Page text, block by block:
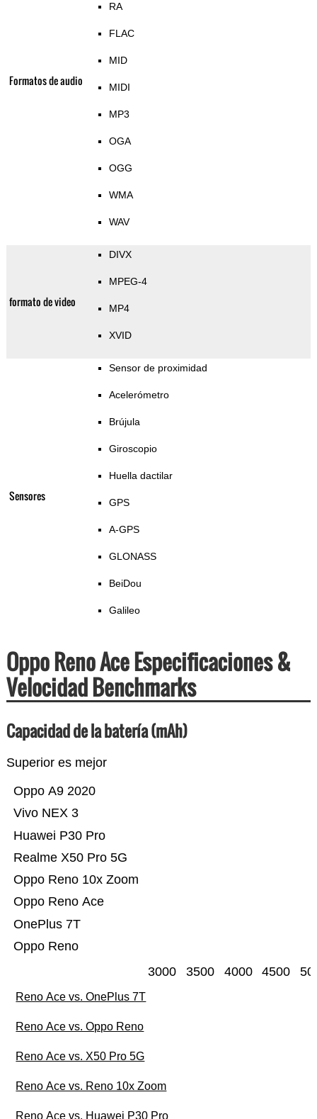
Formatos de audio
RA
FLAC
MID
MIDI
MP3
OGA
OGG
WMA
WAV
formato de video
DIVX
MPEG-4
MP4
XVID
Sensores
Sensor de proximidad
Acelerómetro
Brújula
Giroscopio
Huella dactilar
GPS
A-GPS
GLONASS
BeiDou
Galileo
Oppo Reno Ace Especificaciones &
Velocidad Benchmarks
Capacidad de la batería (mAh)
Superior es mejor
Oppo Reno
OnePlus 7T
Oppo Reno Ace
Oppo Reno 10x Zoom
Realme X50 Pro 5G
Huawei P30 Pro
Vivo NEX 3
Oppo A9 2020
3000 3500 4000 4500
Reno Ace vs. OnePlus 7T
Reno Ace vs. Oppo Reno
Reno Ace vs. X50 Pro 5G
Reno Ace vs. Reno 10x Zoom
Reno Ace vs. Huawei P30 Pro